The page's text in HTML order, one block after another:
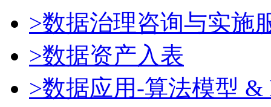
>数据治理咨询与实施
>数据资产入表
>数据应用-算法模型 &